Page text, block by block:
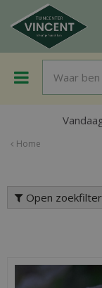
a
Home
Open zoekfilter